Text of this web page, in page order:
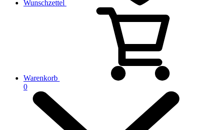
Wunschzettel
Warenkorb
0